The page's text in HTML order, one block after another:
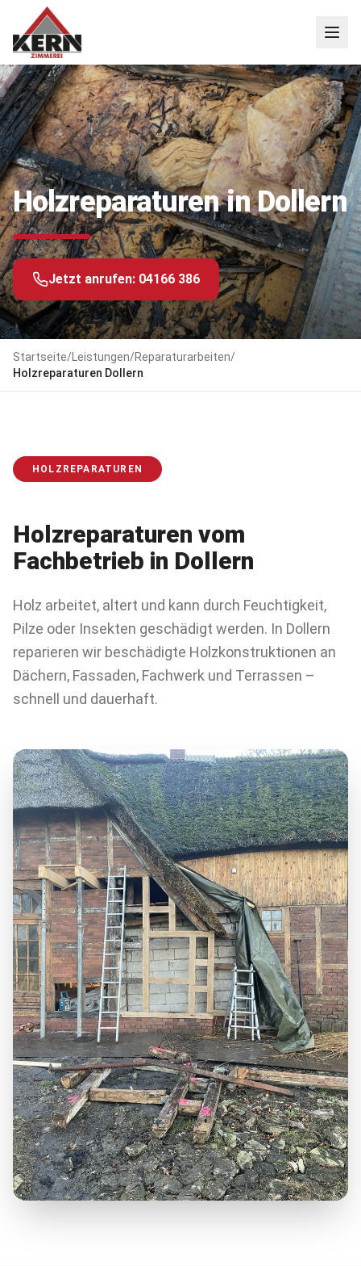
Holzreparaturen in Dollern
Jetzt anrufen: 04166 386
Startseite/ Leistungen/Reparaturarbeiten/
Holzreparaturen Dollern
HOLZREPARATUREN
Holzreparaturen vom
Fachbetrieb in Dollern
Holz arbeitet, altert und kann durch Feuchtigkeit,
Pilze oder Insekten geschädigt werden. In Dollern
reparieren wir beschädigte Holzkonstruktionen an
Dächern, Fassaden, Fachwerk und Terrassen –
schnell und dauerhaft.